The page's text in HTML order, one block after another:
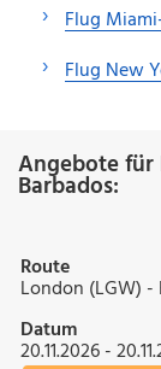
Flug
Flug New
Angebote für
Barbados:
Route
London (LGW)
Datum
20.11.2026 -